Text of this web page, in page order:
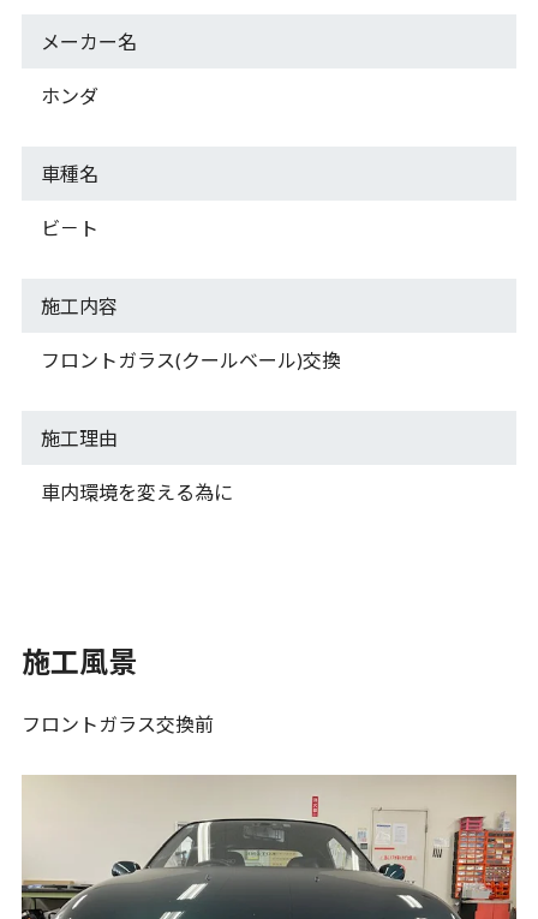
メーカー名
ホンダ
車種名
ビ－ト
施工内容
フロントガラス(クールベール)交換
施工理由
車内環境を変える為に
施工風景
フロントガラス交換前